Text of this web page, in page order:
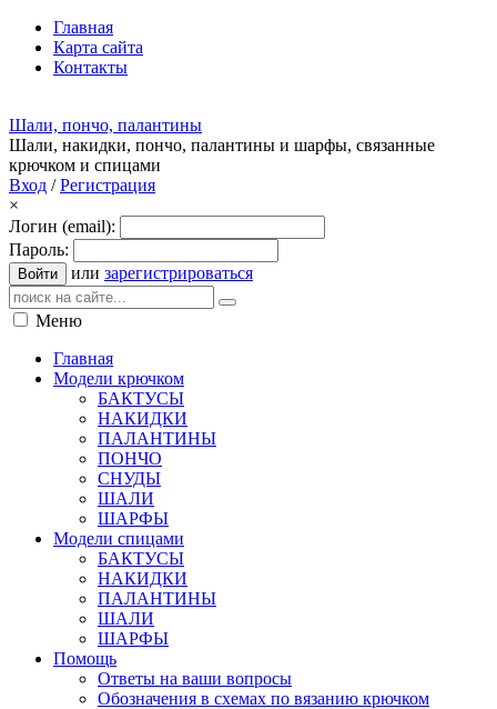
Главная
Карта сайта
Контакты
Шали, пончо, палантины
Шали, накидки, пончо, палантины и шарфы, связанные
крючком и спицами
Вход /Регистрация
×
Логин (email):
Пароль:
Войти или зарегистрироваться
Меню
Главная
Модели крючком
БАКТУСЫ
НАКИДКИ
ПАЛАНТИНЫ
ПОНЧО
СНУДЫ
ШАЛИ
ШАРФЫ
Модели спицами
БАКТУСЫ
НАКИДКИ
ПАЛАНТИНЫ
ШАЛИ
ШАРФЫ
Помощь
Ответы на ваши вопросы
Обозначения в схемах по вязанию крючком